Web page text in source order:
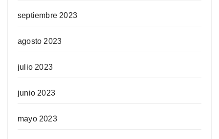
septiembre 2023
agosto 2023
julio 2023
junio 2023
mayo 2023